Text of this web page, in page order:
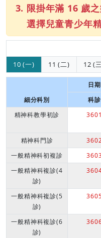
限掛年滿 16 歲
選擇兒童青少年精
10 (一)
11 (二) 12 (
細分科別
日期
科診
精神科教學初診
3601
精神科門診
一般精神科初複診
一般精神科複診(4
診)
一般精神科複診(5
診)
一般精神科複診(6
診)